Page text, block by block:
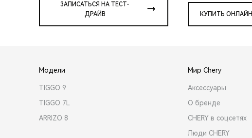
ЗАПИСАТЬСЯ НА ТЕСТ-
ДРАЙВ
КУПИТЬ ОНЛАЙН
Модели
TIGGO 9
TIGGO 7L
ARRIZO 8
Мир Chery
Аксессуары
О бренде
CHERY в соцсетях
Люди CHERY